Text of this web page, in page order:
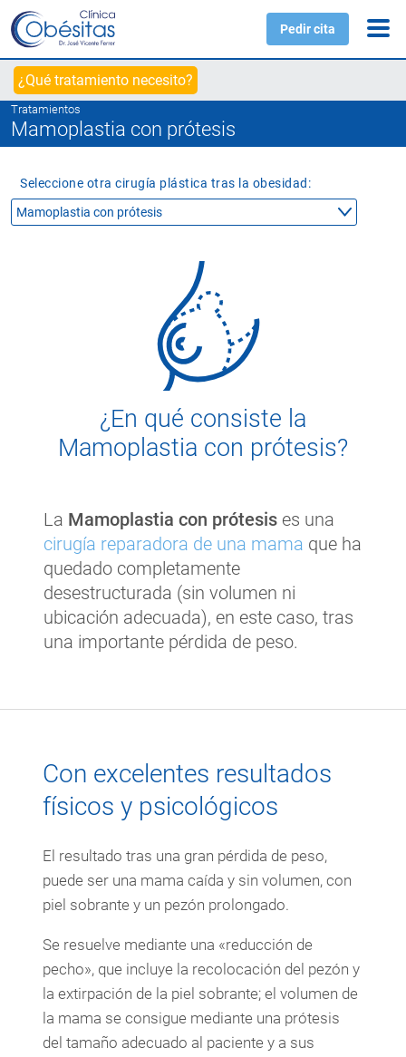
Pedir cita
¿Qué tratamiento necesito?
Tratamientos
Mamoplastia con prótesis
Seleccione otra cirugía plástica tras la obesidad:
¿En qué consiste la
Mamoplastia con prótesis?
La Mamoplastia con prótesis es una
cirugía reparadora de una mama que ha
quedado completamente
desestructurada (sin volumen ni
ubicación adecuada), en este caso, tras
una importante pérdida de peso.
Con excelentes resultados
físicos y psicológicos
El resultado tras una gran pérdida de peso,
puede ser una mama caída y sin volumen, con
piel sobrante y un pezón prolongado.
Se resuelve mediante una «reducción de
pecho», que incluye la recolocación del pezón y
la extirpación de la piel sobrante; el volumen de
la mama se consigue mediante una prótesis
del tamaño adecuado al paciente y a sus